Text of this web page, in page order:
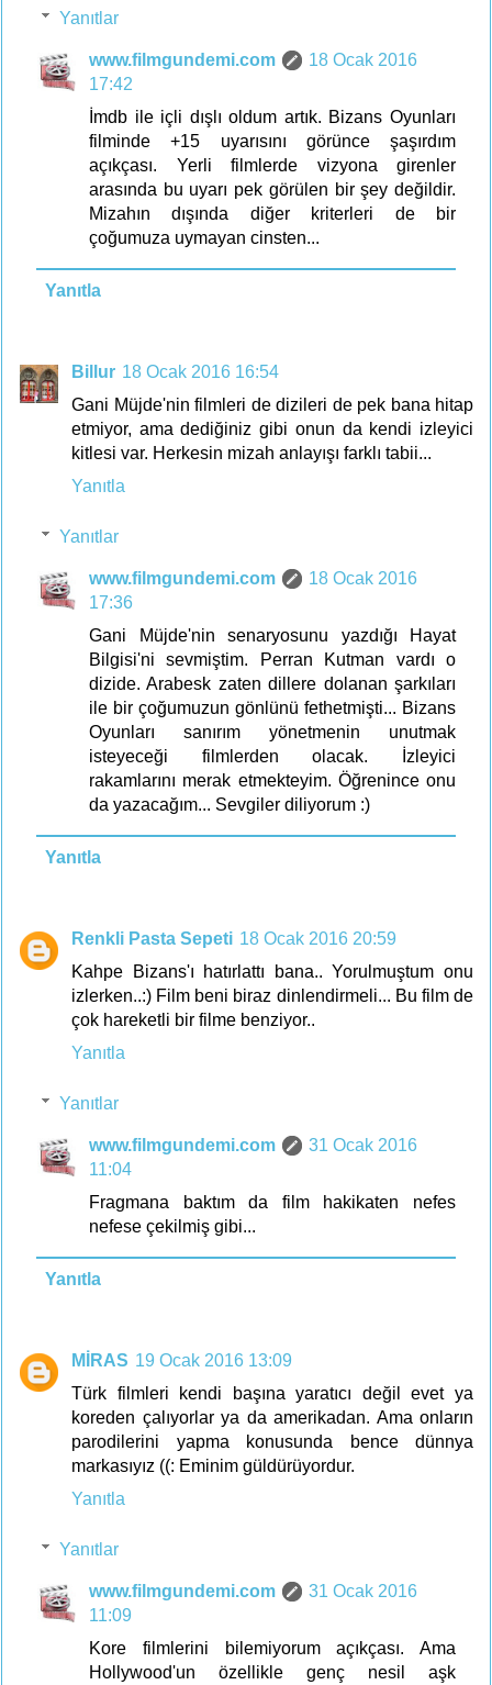
Yanıtlar
www.filmgundemi.com
18 Ocak 2016
17:42
İmdb ile içli dışlı oldum artık. Bizans Oyunları
filminde +15 uyarısını görünce şaşırdım
açıkçası. Yerli filmlerde vizyona girenler
arasında bu uyarı pek görülen bir şey değildir.
Mizahın dışında diğer kriterleri de bir
çoğumuza uymayan cinsten...
Yanıtla
Billur 18 Ocak 2016 16:54
Gani Müjde'nin filmleri de dizileri de pek bana hitap
etmiyor, ama dediğiniz gibi onun da kendi izleyici
kitlesi var. Herkesin mizah anlayışı farklı tabii...
Yanıtla
Yanıtlar
www.filmgundemi.com
18 Ocak 2016
17:36
Gani Müjde'nin senaryosunu yazdığı Hayat
Bilgisi'ni sevmiştim. Perran Kutman vardı o
dizide. Arabesk zaten dillere dolanan şarkıları
ile bir çoğumuzun gönlünü fethetmişti... Bizans
Oyunları sanırım yönetmenin unutmak
isteyeceği filmlerden olacak. İzleyici
rakamlarını merak etmekteyim. Öğrenince onu
da yazacağım... Sevgiler diliyorum :)
Yanıtla
Renkli Pasta Sepeti 18 Ocak 2016 20:59
Kahpe Bizans'ı hatırlattı bana.. Yorulmuştum onu
izlerken..:) Film beni biraz dinlendirmeli... Bu film de
çok hareketli bir filme benziyor..
Yanıtla
Yanıtlar
www.filmgundemi.com
31 Ocak 2016
11:04
Fragmana baktım da film hakikaten nefes
nefese çekilmiş gibi...
Yanıtla
MİRAS 19 Ocak 2016 13:09
Türk filmleri kendi başına yaratıcı değil evet ya
koreden çalıyorlar ya da amerikadan. Ama onların
parodilerini yapma konusunda bence dünnya
markasıyız ((: Eminim güldürüyordur.
Yanıtla
Yanıtlar
www.filmgundemi.com
31 Ocak 2016
11:09
Kore filmlerini bilemiyorum açıkçası. Ama
Hollywood'un özellikle genç nesil aşk